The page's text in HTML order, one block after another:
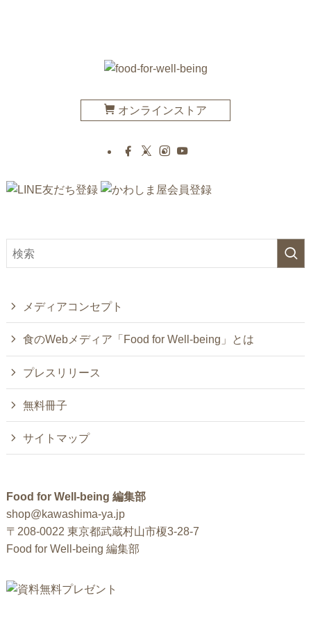
オンラインストア
メディアコンセプト
食のWebメディア「Food for Well-being」とは
プレスリリース
無料冊子
サイトマップ
Food for Well-being 編集部
shop@kawashima-ya.jp
〒208-0022 東京都武蔵村山市榎3-28-7
Food for Well-being 編集部